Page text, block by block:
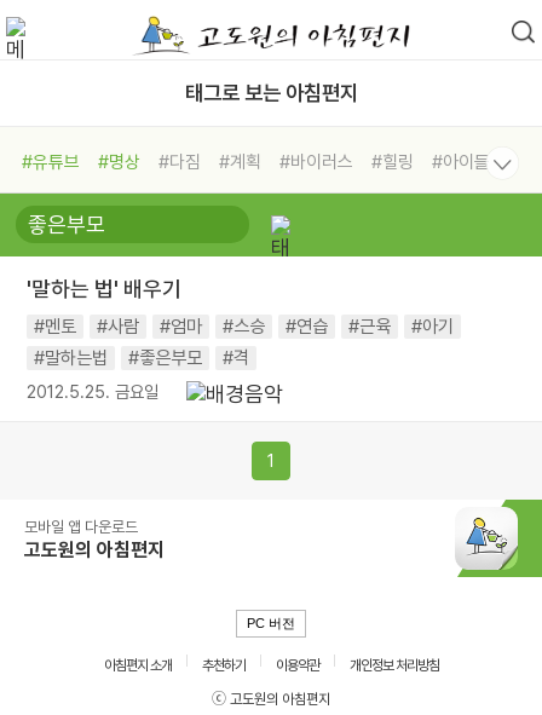
태그로 보는 아침편지
#유튜브 #명상 #다짐 #계획 #바이러스 #힐링
#아이들
#비전캠프
#독서캠프 #삶
#희망
#나눔 #친구 #링컨학교
#독서
#건강 #면역력
'말하는 법' 배우기
#멘토 #사람 #엄마 #스승 #연습 #근육
#아기
#말하는법
#좋은부모 #격
2012.5.25. 금요일
1
모바일 앱 다운로드
고도원의 아침편지
PC 버전
아침편지 소개 추천하기 이용약관
개인정보 처리방침
ⓒ 고도원의 아침편지